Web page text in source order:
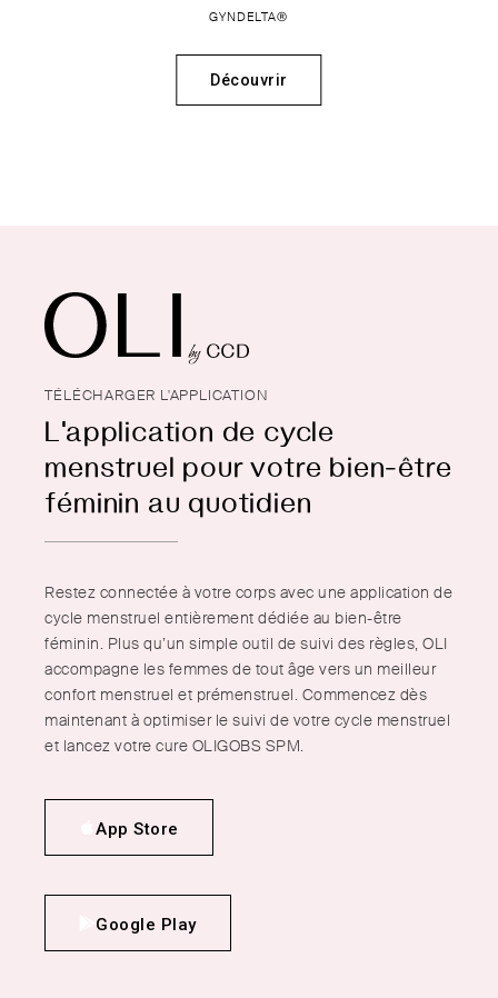
GYNDELTA®
Découvrir
TÉLÉCHARGER L'APPLICATION
L'application de cycle
menstruel pour votre bien-être
féminin au quotidien
Restez connectée à votre corps avec une application de
cycle menstruel entièrement dédiée au bien-être
féminin. Plus qu’un simple outil de suivi des règles, OLI
accompagne les femmes de tout âge vers un meilleur
confort menstruel et prémenstruel. Commencez dès
maintenant à optimiser le suivi de votre cycle menstruel
et lancez votre cure OLIGOBS SPM.
App Store
Google Play